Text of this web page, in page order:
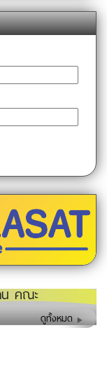
น คณะ
ดูทั้งหมด